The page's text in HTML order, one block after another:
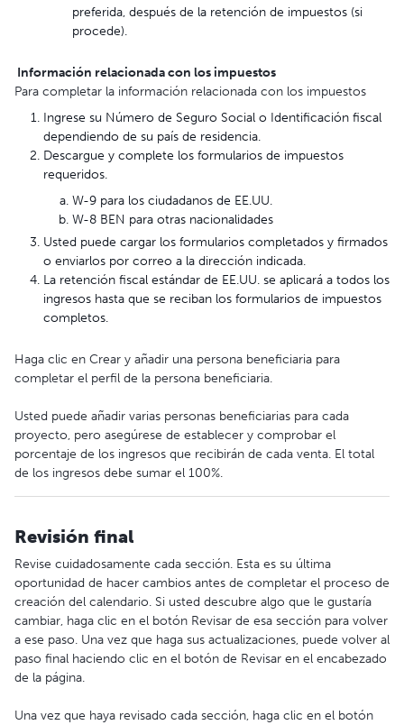
preferida, después de la retención de impuestos (si
procede).
Información relacionada con los impuestos
Para completar la información relacionada con los impuestos
Ingrese su Número de Seguro Social o Identificación fiscal
dependiendo de su país de residencia.
Descargue y complete los formularios de impuestos
requeridos.
W-9 para los ciudadanos de EE.UU.
W-8 BEN para otras nacionalidades
Usted puede cargar los formularios completados y firmados
o enviarlos por correo a la dirección indicada.
La retención fiscal estándar de EE.UU. se aplicará a todos los
ingresos hasta que se reciban los formularios de impuestos
completos.
Haga clic en Crear y añadir una persona beneficiaria para
completar el perfil de la persona beneficiaria.
Usted puede añadir varias personas beneficiarias para cada
proyecto, pero asegúrese de establecer y comprobar el
porcentaje de los ingresos que recibirán de cada venta. El total
de los ingresos debe sumar el 100%.
Revisión final
Revise cuidadosamente cada sección. Esta es su última
oportunidad de hacer cambios antes de completar el proceso de
creación del calendario. Si usted descubre algo que le gustaría
cambiar, haga clic en el botón Revisar de esa sección para volver
a ese paso. Una vez que haga sus actualizaciones, puede volver al
paso final haciendo clic en el botón de Revisar en el encabezado
de la página.
Una vez que haya revisado cada sección, haga clic en el botón